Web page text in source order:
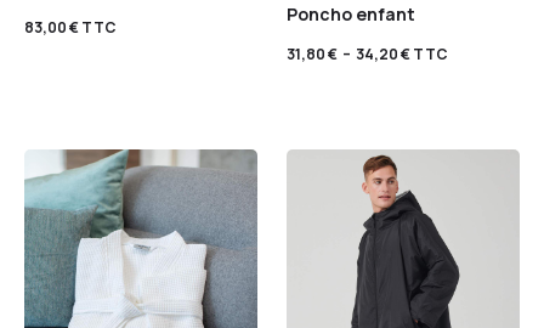
83,00€TTC
Poncho enfant
31,80€ – 34,20€TTC